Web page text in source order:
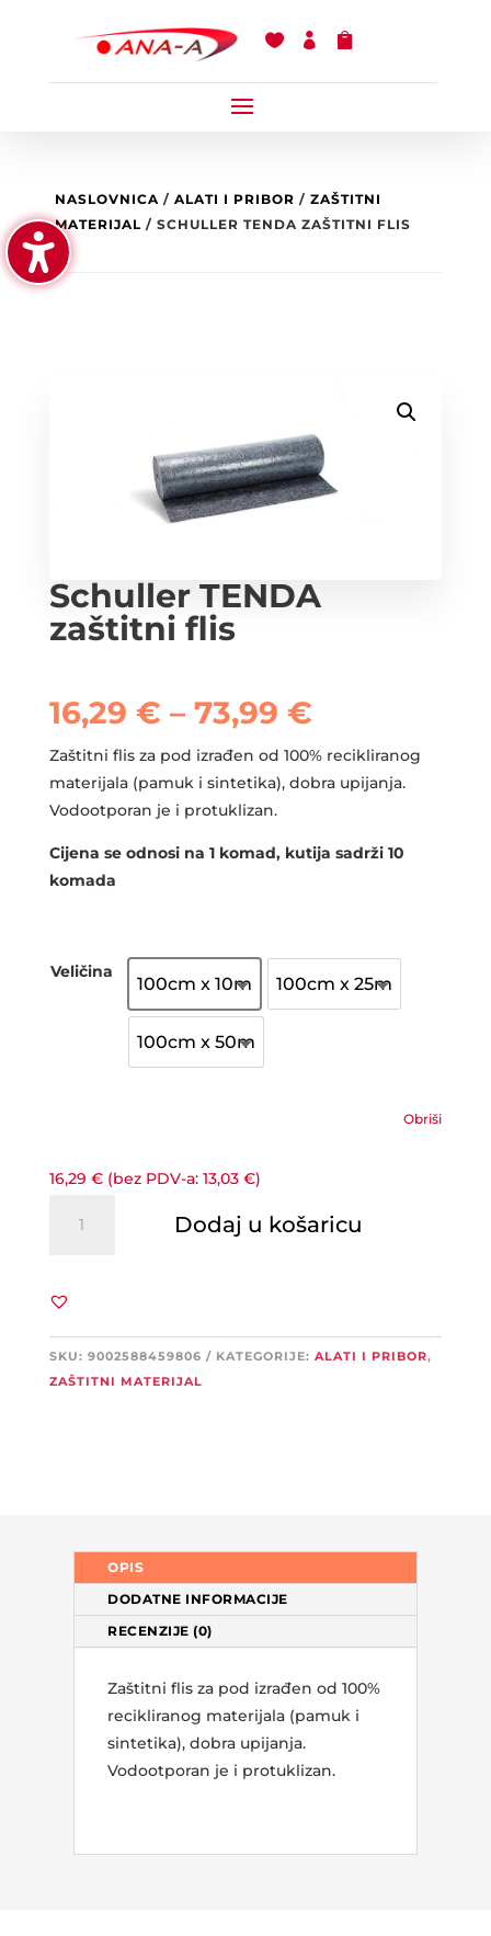
  
NASLOVNICA/ ALATI I PRIBOR / ZAŠTITNI
MATERIJAL/ SCHULLER TENDA ZAŠTITNI FLIS
Schuller TENDA
zaštitni flis
16,29 € – 73,99 €Raspon
od
16,29 €
73,99 €
Zaštitni flis za pod izrađen od 100% recikliranog
materijala (pamuk i sintetika), dobra upijanja.
Vodootporan je i protuklizan.
Cijena se odnosi na 1 komad, kutija sadrži 10
komada
Veličina
100cm x 10m
100cm x 10m
100cm x 25m
100cm x 25m
100cm x 50m
100cm x 50m
Obriši
16,29 € (bez PDV-a: 13,03 €)
TENDA
količina
Dodaj u košaricu
SKU: 9002588459806 KATEGORIJE: ALATI I PRIBOR,
ZAŠTITNI MATERIJAL
OPIS
DODATNE INFORMACIJE
RECENZIJE (0)
Zaštitni flis za pod izrađen od 100%
recikliranog materijala (pamuk i
sintetika), dobra upijanja.
Vodootporan je i protuklizan.